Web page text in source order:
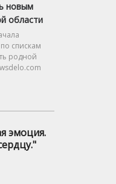
новым
области
спискам
родной
эмоция.